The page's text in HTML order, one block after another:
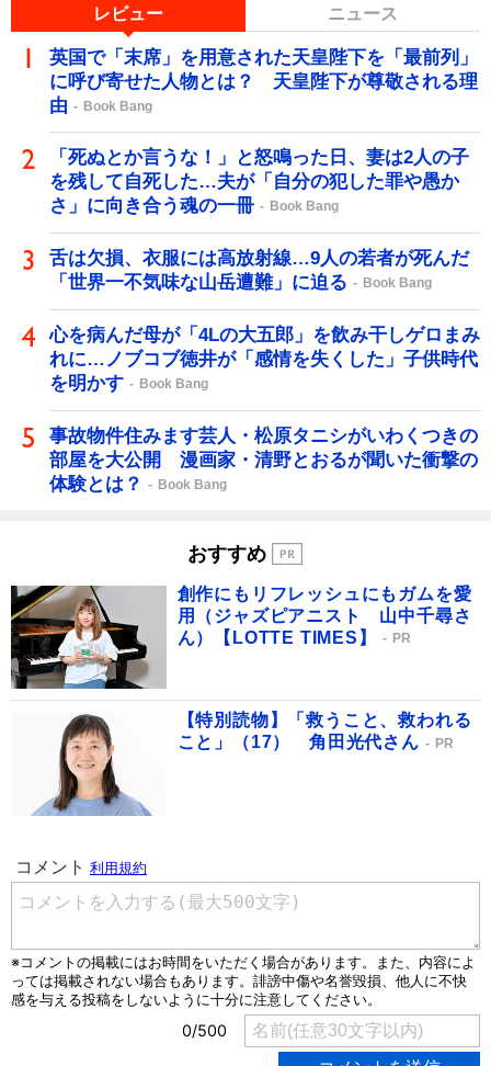
レビュー ニュース
英国で「末席」を用意された天皇陛下を「最前列」
に呼び寄せた人物とは？ 天皇陛下が尊敬される理
由
Book Bang
「死ぬとか言うな！」と怒鳴った日、妻は2人の子
を残して自死した…夫が「自分の犯した罪や愚か
さ」に向き合う魂の一冊
Book Bang
舌は欠損、衣服には高放射線…9人の若者が死んだ
「世界一不気味な山岳遭難」に迫る
Book Bang
心を病んだ母が「4Lの大五郎」を飲み干しゲロまみ
れに…ノブコブ徳井が「感情を失くした」子供時代
を明かす
Book Bang
事故物件住みます芸人・松原タニシがいわくつきの
部屋を大公開 漫画家・清野とおるが聞いた衝撃の
体験とは？
Book Bang
おすすめ
創作にもリフレッシュにもガムを愛
用（ジャズピアニスト 山中千尋さ
ん）【LOTTE TIMES】
PR
【特別読物】「救うこと、救われる
こと」（17） 角田光代さん
PR